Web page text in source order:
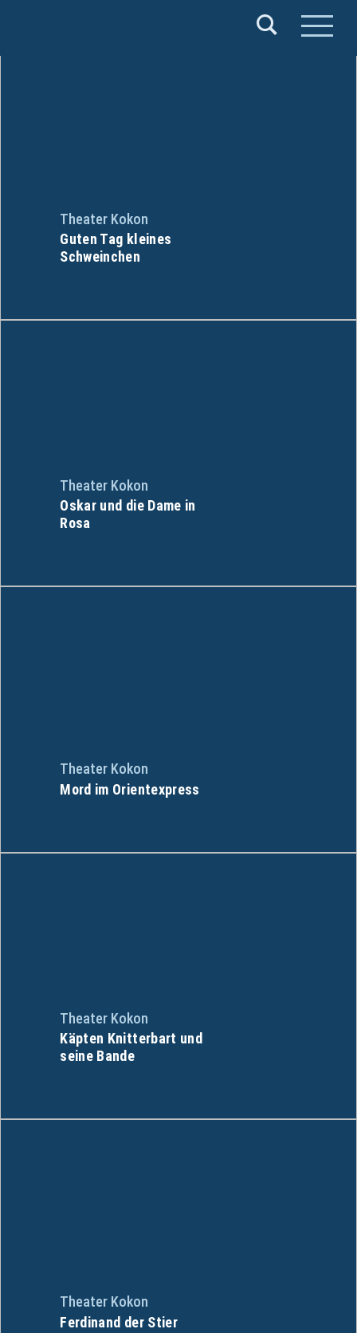
Theater Kokon
Guten Tag kleines
Schweinchen
Theater Kokon
Oskar und die Dame in
Rosa
Theater Kokon
Mord im Orientexpress
Theater Kokon
Käpten Knitterbart und
seine Bande
Theater Kokon
Ferdinand der Stier